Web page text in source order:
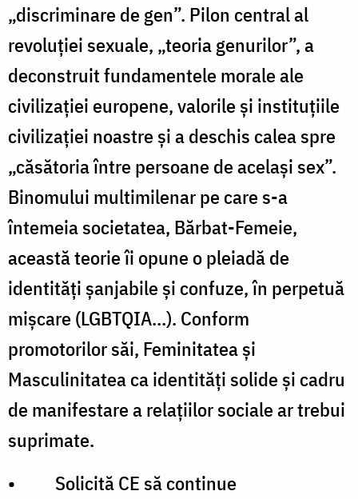
„discriminare de gen”. Pilon central al
revoluției sexuale, „teoria genurilor”, a
deconstruit fundamentele morale ale
civilizației europene, valorile și instituțiile
civilizației noastre și a deschis calea spre
„căsătoria între persoane de același sex”.
Binomului multimilenar pe care s-a
întemeia societatea, Bărbat-Femeie,
această teorie îi opune o pleiadă de
identități șanjabile și confuze, în perpetuă
mișcare (LGBTQIA…). Conform
promotorilor săi, Feminitatea și
Masculinitatea ca identități solide și cadru
de manifestare a relațiilor sociale ar trebui
suprimate.
• Solicită CE să continue